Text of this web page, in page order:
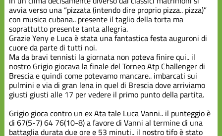
avvia verso una “pizzata (intendo dire proprio pizza.. pizza)”
con musica cubana.. presente il taglio della torta ma
soprattutto presente tanta allegria.
Grazie Yeny e Luca è stata una fantastica festa auguroni di
cuore da parte di tutti noi.
Ma da bravi tennisti la giornata non poteva finire qui.. il
nostro Grigio giocava la finale del Torneo Atp Challenger di
Brescia e quindi come potevamo mancare.. imbarcati sui
pulmini e via di gran lena in quel di Brescia dove arriviamo
giusti giusti alle 17 per vedere il primo punto della partita.
Grigio gioca contro un ex Ata tale Luca Vanni.. il punteggio è
di 67(5-7) 64 76(10-8) a favore di Vanni al termine di una
battaglia durata due ore e 53 minuti.. il nostro tifo è stato